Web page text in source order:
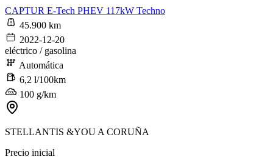
CAPTUR E-Tech PHEV 117kW Techno
45.900 km
2022-12-20
eléctrico / gasolina
Automática
6,2 l/100km
100 g/km
STELLANTIS &YOU A CORUÑA
Precio inicial